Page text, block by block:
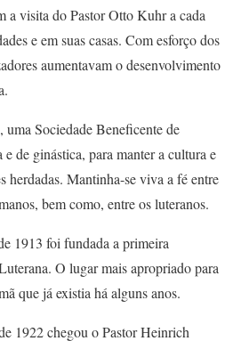
a visita do Pastor Otto Kuhr a cada
e em suas casas. Com esforço dos
aumentavam o desenvolvimento
Sociedade Beneficente de
de ginástica, para manter a cultura e
herdadas. Mantinha-se viva a fé entre
bem como, entre os luteranos.
1913 foi fundada a primeira
O lugar mais apropriado para
que já existia há alguns anos.
1922 chegou o Pastor Heinrich